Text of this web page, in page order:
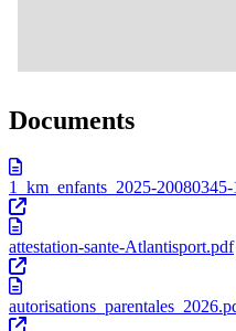
Documents
1_km_enfants_2025-
attestation-sante-Atlantisport.pdf